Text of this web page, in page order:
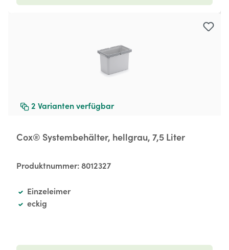
2 Varianten verfügbar
Cox® Systembehälter, hellgrau, 7,5 Liter
Produktnummer:8012327
Einzeleimer
eckig